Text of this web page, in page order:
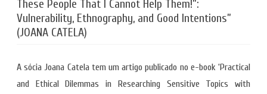
These People That I Cannot Help Them!”:
Vulnerability, Ethnography, and Good Intentions”
(JOANA CATELA)
A sócia Joana Catela tem um artigo publicado no e-book ‘Practical
and Ethical Dilemmas in Researching Sensitive Topics with